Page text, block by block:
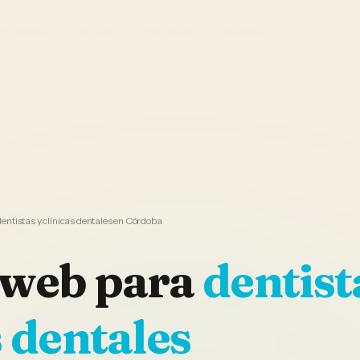
y clínicas dentales en Córdoba
para